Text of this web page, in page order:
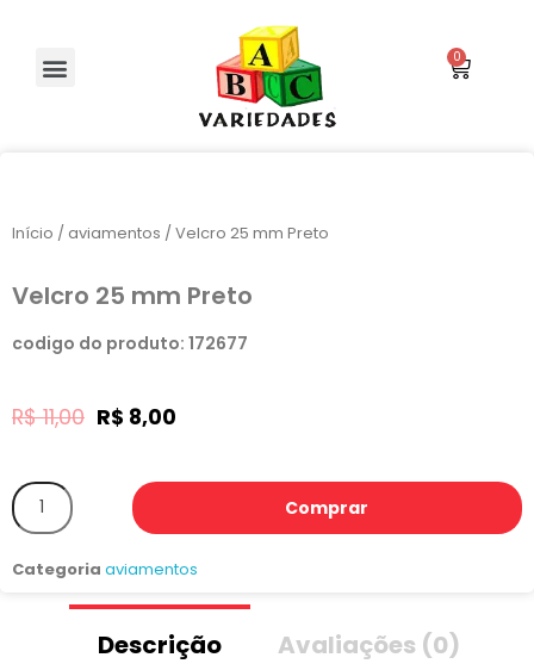
Início / aviamentos / Velcro 25 mm Preto
Velcro 25 mm Preto
codigo do produto: 172677
R$11,00 R$ 8,00
Comprar
Categoria aviamentos
Descrição Avaliações (0)